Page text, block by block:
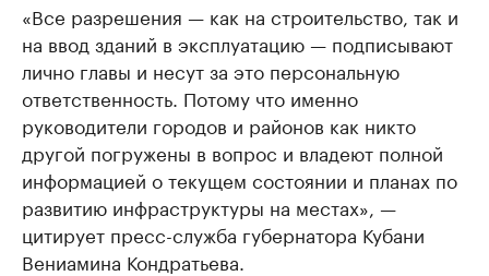
«Все разрешения — как на строительство, так и
на ввод зданий в эксплуатацию — подписывают
лично главы и несут за это персональную
ответственность. Потому что именно
руководители городов и районов как никто
другой погружены в вопрос и владеют полной
информацией о текущем состоянии и планах по
развитию инфраструктуры на местах», —
цитирует пресс-служба губернатора Кубани
Вениамина Кондратьева.